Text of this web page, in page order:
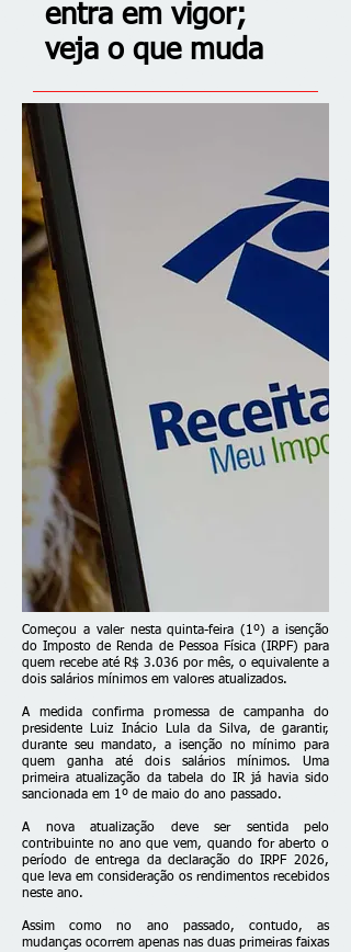
entra em vigor;
veja o que muda
Começou a valer nesta quinta-feira (1º) a isenção
do Imposto de Renda de Pessoa Física (IRPF) para
quem recebe até R$ 3.036 por mês, o equivalente a
dois salários mínimos em valores atualizados.
A medida confirma promessa de campanha do
presidente Luiz Inácio Lula da Silva, de garantir,
durante seu mandato, a isenção no mínimo para
quem ganha até dois salários mínimos. Uma
primeira atualização da tabela do IR já havia sido
sancionada em 1º de maio do ano passado.
A nova atualização deve ser sentida pelo
contribuinte no ano que vem, quando for aberto o
período de entrega da declaração do IRPF 2026,
que leva em consideração os rendimentos recebidos
neste ano.
Assim como no ano passado, contudo, as
mudanças ocorrem apenas nas duas primeiras faixas